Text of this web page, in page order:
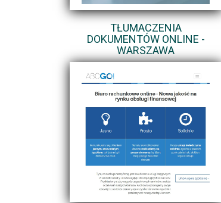
TŁUMACZENIA
DOKUMENTÓW ONLINE -
WARSZAWA